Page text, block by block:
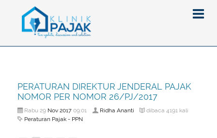
Artikel
Pajak
PERATURAN DIREKTUR JENDERAL PAJAK
NOMOR PER NOMOR 26/PJ/2017
Rabu 29 Nov 201709:01 Ridha Ananti dibaca 4191 kali
Peraturan Pajak - PPN